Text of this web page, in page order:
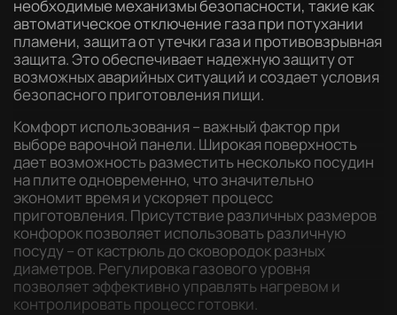
необходимые механизмы безопасности, такие как
автоматическое отключение газа при потухании
пламени, защита от утечки газа и противовзрывная
защита. Это обеспечивает надежную защиту от
возможных аварийных ситуаций и создает условия
безопасного приготовления пищи.
Комфорт использования – важный фактор при
выборе варочной панели. Широкая поверхность
дает возможность разместить несколько посудин
на плите одновременно, что значительно
экономит время и ускоряет процесс
приготовления. Присутствие различных размеров
конфорок позволяет использовать различную
посуду – от кастрюль до сковородок разных
диаметров. Регулировка газового уровня
позволяет эффективно управлять нагревом и
контролировать процесс готовки.